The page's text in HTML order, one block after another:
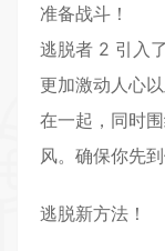
准备战斗！
逃脱者 2 引入
更加激动人心
在一起，同时
风。确保你先
逃脱新方法！